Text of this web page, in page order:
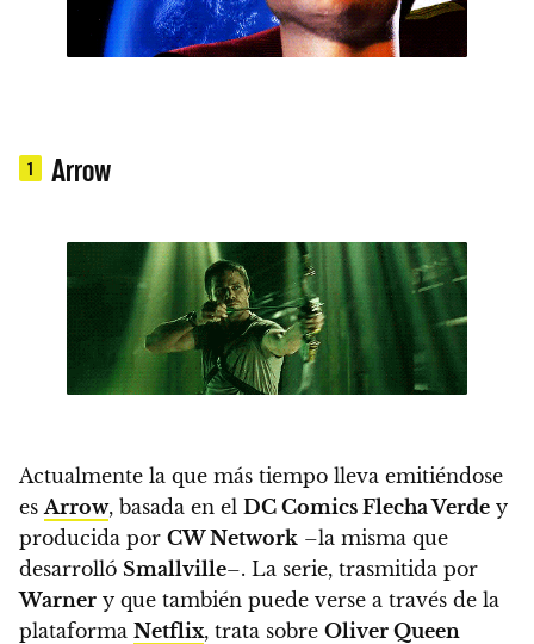
1 Arrow
Actualmente la que más tiempo lleva emitiéndose
es Arrow, basada en el DC Comics Flecha Verde y
producida por CW Network –la misma que
desarrolló Smallville–. La serie, trasmitida por
Warner y que también puede verse a través de la
plataforma Netflix, trata sobre Oliver Queen